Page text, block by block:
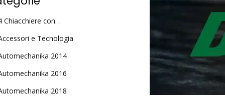
Chiacchiere con…
e Tecnologia
2014
2016
2018